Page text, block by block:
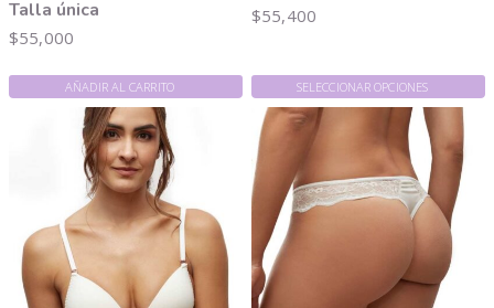
Talla única
$55,000
AÑADIR AL CARRITO
$55,400
SELECCIONAR OPCIONES